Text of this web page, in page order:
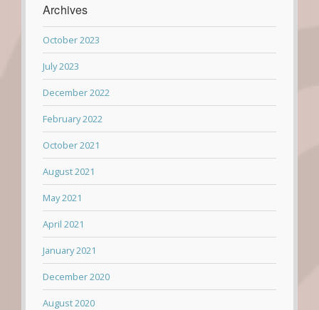
Archives
October 2023
July 2023
December 2022
February 2022
October 2021
August 2021
May 2021
April 2021
January 2021
December 2020
August 2020